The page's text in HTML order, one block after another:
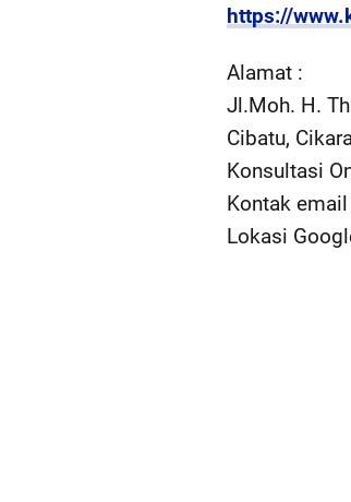
https://
Alamat :
Jl.Moh. H.
Cibatu,
Konsultasi
Kontak email
Lokasi